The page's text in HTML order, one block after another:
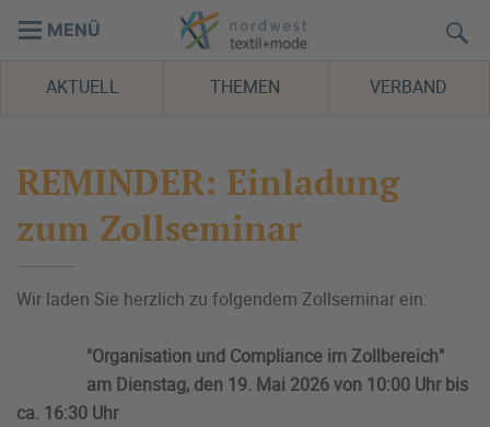
MENÜ
AKTUELL THEMEN VERBAND
REMINDER: Einladung
zum Zollseminar
Wir laden Sie herzlich zu folgendem Zollseminar ein:
"Organisation und Compliance im Zollbereich"
am Dienstag, den 19. Mai 2026 von 10:00 Uhr bis
ca. 16:30 Uhr